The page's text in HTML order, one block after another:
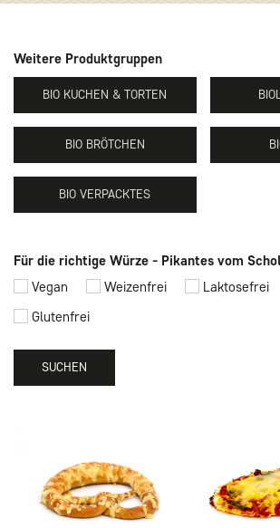
Weitere Produktgruppen
BIO KUCHEN & TORTEN
BIO BRÖTCHEN
BIO VERPACKTES
Für die richtige Würze - Pikantes vom
Vegan
Weizenfrei Laktosefrei
Glutenfrei